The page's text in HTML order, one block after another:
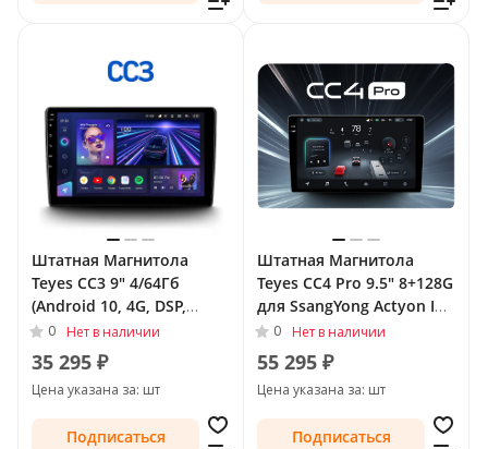
Штатная Магнитола
Teyes CC3 9" 4/64Гб
(Android 10, 4G, DSP,
QLed) для SsangYong
Actyon I 2005 - 2011
0 Нет в наличии
35 295 ₽
Цена указана за: шт
Подписаться
Штатная Магнитола
Teyes CC4 Pro 9.5" 8+128G
для SsangYong Actyon I
2005 - 2011
0 Нет в наличии
55 295 ₽
Цена указана за: шт
Подписаться